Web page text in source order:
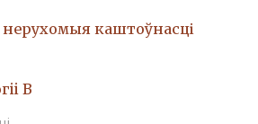
каштоўнасці
В